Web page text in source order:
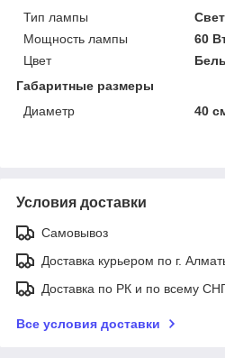
Тип лампы
Мощность лампы
60
Цвет
Габаритные размеры
Диаметр
40
Условия доставки
Самовывоз
Доставка курьером по г.
Доставка по РК и по всему
Все условия доставки